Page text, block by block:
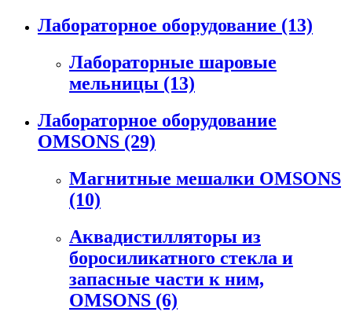
Лабораторное оборудование (13)
Лабораторные шаровые
мельницы (13)
Лабораторное оборудование
OMSONS (29)
Магнитные мешалки OMSONS
(10)
Аквадистилляторы из
боросиликатного стекла и
запасные части к ним,
OMSONS (6)